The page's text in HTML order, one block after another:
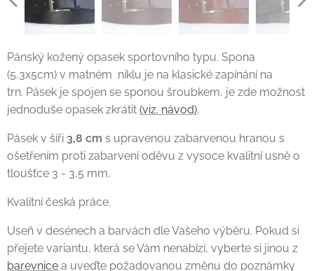
Pánský kožený opasek sportovního typu. Spona
(5,3x5cm) v matném niklu je na klasické zapínání na
trn. Pásek je spojen se sponou šroubkem, je zde možnost
jednoduše opasek zkrátit (viz. návod).
Pásek v šíři 3,8 cm s upravenou zabarvenou hranou s
ošetřením proti zabarvení oděvu z vysoce kvalitní usně o
tloušťce 3 - 3,5 mm.
Kvalitní česká práce.
Useň v desénech a barvách dle Vašeho výběru. Pokud si
přejete variantu, která se Vám nenabízí, vyberte si jinou z
barevnice a uveďte požadovanou změnu do poznámky